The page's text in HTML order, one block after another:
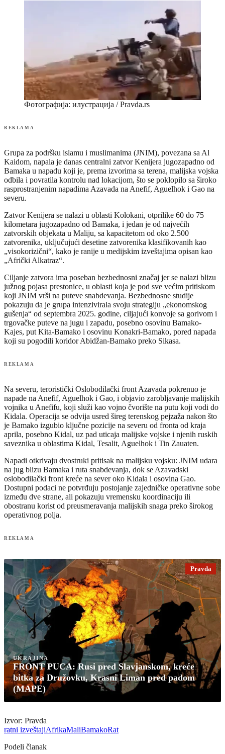
Фотографија: илустрација / Pravda.rs
REKLAMA
Grupa za podršku islamu i muslimanima (JNIM), povezana sa Al
Kaidom, napala je danas centralni zatvor Kenijera jugozapadno od
Bamaka u napadu koji je, prema izvorima sa terena, malijska vojska
odbila i povratila kontrolu nad lokacijom, što se poklopilo sa široko
rasprostranjenim napadima Azavada na Anefif, Aguelhok i Gao na
severu.
Zatvor Kenijera se nalazi u oblasti Kolokani, otprilike 60 do 75
kilometara jugozapadno od Bamaka, i jedan je od najvećih
zatvorskih objekata u Maliju, sa kapacitetom od oko 2.500
zatvorenika, uključujući desetine zatvorenika klasifikovanih kao
„visokorizični“, kako je ranije u medijskim izveštajima opisan kao
„Afrički Alkatraz“.
Ciljanje zatvora ima poseban bezbednosni značaj jer se nalazi blizu
južnog pojasa prestonice, u oblasti koja je pod sve većim pritiskom
koji JNIM vrši na puteve snabdevanja. Bezbednosne studije
pokazuju da je grupa intenzivirala svoju strategiju „ekonomskog
gušenja“ od septembra 2025. godine, ciljajući konvoje sa gorivom i
trgovačke puteve na jugu i zapadu, posebno osovinu Bamako-
Kajes, put Kita-Bamako i osovinu Konakri-Bamako, pored napada
koji su pogodili koridor Abidžan-Bamako preko Sikasa.
REKLAMA
Na severu, teroristički Oslobodilački front Azavada pokrenuo je
napade na Anefif, Aguelhok i Gao, i objavio zarobljavanje malijskih
vojnika u Anefifu, koji služi kao vojno čvorište na putu koji vodi do
Kidala. Operacija se odvija usred šireg terenskog pejzaža nakon što
je Bamako izgubio ključne pozicije na severu od fronta od kraja
aprila, posebno Kidal, uz pad uticaja malijske vojske i njenih ruskih
saveznika u oblastima Kidal, Tesalit, Aguelhok i Tin Zauaten.
Napadi otkrivaju dvostruki pritisak na malijsku vojsku: JNIM udara
na jug blizu Bamaka i ruta snabdevanja, dok se Azavadski
oslobodilački front kreće na sever oko Kidala i osovina Gao.
Dostupni podaci ne potvrđuju postojanje zajedničke operativne sobe
između dve strane, ali pokazuju vremensku koordinaciju ili
obostranu korist od preusmeravanja malijskih snaga preko širokog
operativnog polja.
REKLAMA
Pravda
UKRAJINA
FRONT PUCA: Rusi pred Slavjanskom, kreće
bitka za Družovku, Krasni Liman pred padom
(MAPE)
Izvor: Pravda
ratni izveštajiAfrikaMaliBamakoRat
Podeli članak